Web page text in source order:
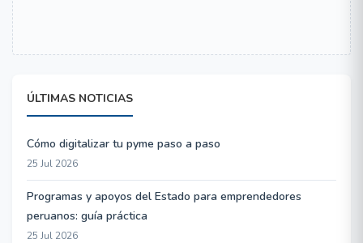
ÚLTIMAS NOTICIAS
Cómo digitalizar tu pyme paso a paso
25 Jul 2026
Programas y apoyos del Estado para emprendedores
peruanos: guía práctica
25 Jul 2026